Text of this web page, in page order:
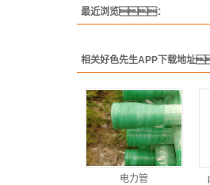
最近浏览：
相关好色先生APP下载地址
电力管